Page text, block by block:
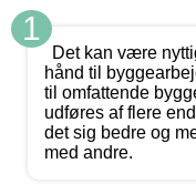
1
Det kan være
hånd til
til omfattende
udføres af flere
det sig bedre og
med andre.